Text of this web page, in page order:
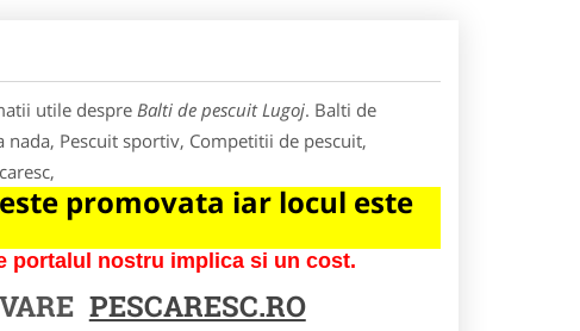
utile despre Balti de pescuit Lugoj. Balti de
nada, Pescuit sportiv, Competitii de pescuit,
promovata iar locul este
portalul nostru implica si un cost.
PESCARESC.RO